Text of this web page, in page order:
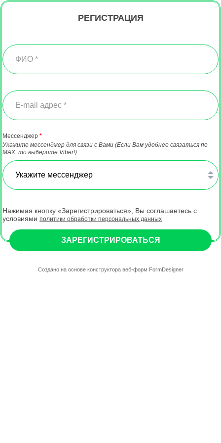
РЕГИСТРАЦИЯ
Мессенджер *
Укажите мессенджер для связи с Вами (Если Вам удобнее связаться по
MAX, то выберите Viber!)
Укажите мессенджер
Нажимая кнопку «Зарегистрироваться», Вы соглашаетесь с
условиями политики обработки персональных данных
ЗАРЕГИСТРИРОВАТЬСЯ
Создано на основе конструктора веб-форм FormDesigner